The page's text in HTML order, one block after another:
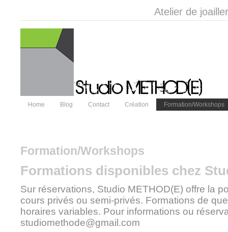
Atelier de
Home Blog Contact Création Formation/Workshops
Formation/Workshops
Formations disponibles chez
Sur réservations, Studio METHOD(E) offre la
cours privés ou semi-privés. Formations de
horaires variables. Pour informations ou
studiomethode@gmail.com